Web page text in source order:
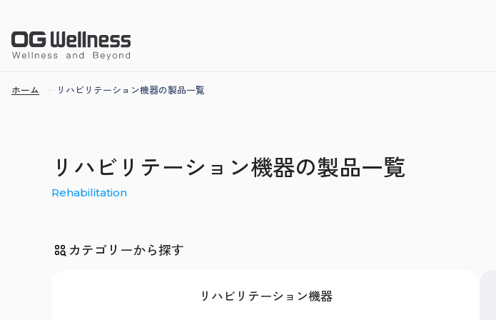
ホーム リハビリテーション機器の製品一覧
リハビリテーション機器の製品一覧
Rehabilitation
カテゴリーから探す
リハビリテーション機器